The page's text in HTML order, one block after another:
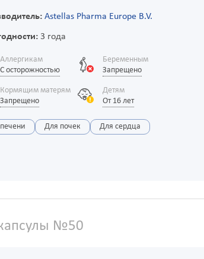
Astellas Pharma Europe B.V.
3 года
Аллергикам
С осторожностью
Беременным
Запрещено
Кормящим матерям
Запрещено
Детям
От 16 лет
Для почек Для сердца
№50